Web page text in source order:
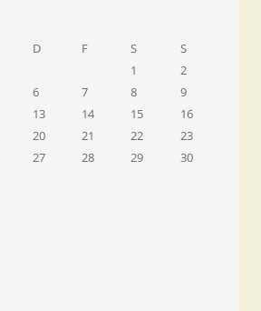
D F S
S
1
2
6 7 8
9
13 14 15
16
20 21 22
23
27 28 29
30